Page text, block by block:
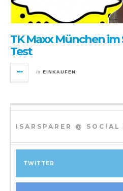
TK Maxx München
Test
in EINKAUFEN
ISARSPARER @ SOCIAL
TWITTER